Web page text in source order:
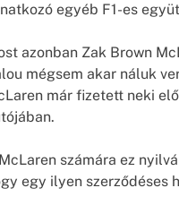
egyéb F1-es
azonban Zak Brown
mégsem akar náluk
már fizetett neki
számára ez
egy ilyen szerződéses